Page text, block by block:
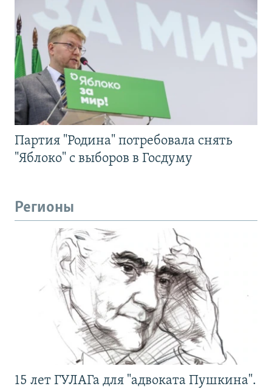
Партия "Родина" потребовала снять
"Яблоко" с выборов в Госдуму
Регионы
15 лет ГУЛАГа для "адвоката Пушкина".